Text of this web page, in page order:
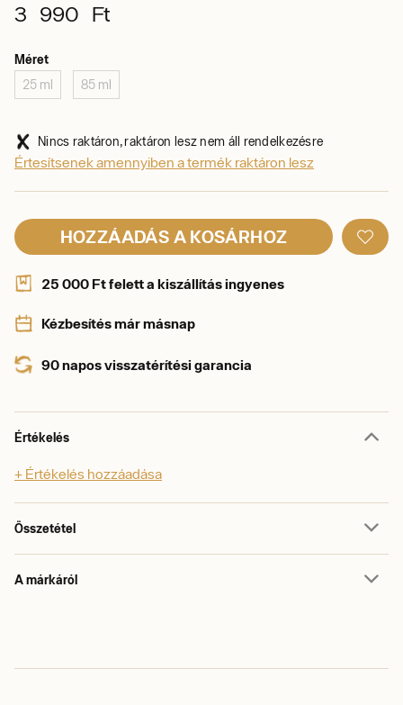
3 990 Ft
Méret
25 ml 85 ml
Nincs raktáron, raktáron lesz nem áll rendelkezésre
Értesítsenek amennyiben a termék raktáron lesz
HOZZÁADÁS A KOSÁRHOZ
25 000 Ft felett a kiszállítás ingyenes
Kézbesítés már másnap
90 napos visszatérítési garancia
Értékelés
+ Értékelés hozzáadása
Összetétel
A márkáról